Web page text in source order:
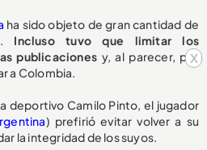
x
ha sido objeto de gran cantidad de
Incluso tuvo que limitar los
publicaciones y, al parecer, por
a Colombia.
deportivo Camilo Pinto, el jugador
) prefirió evitar volver a su
la integridad de los suyos.